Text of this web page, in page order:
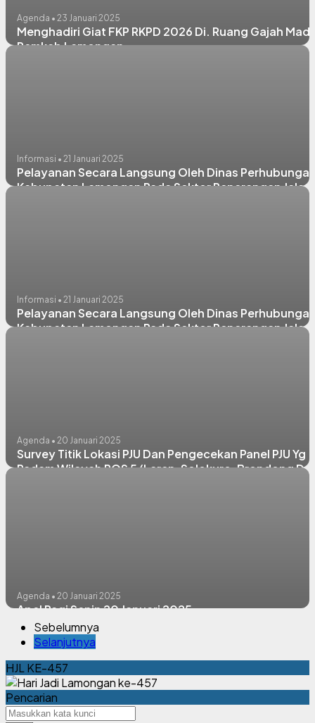
Agenda • 23 Januari 2025
Menghadiri Giat FKP RKPD 2026 Di. Ruang Gajah
Pemkab Lamongan
Informasi • 21 Januari 2025
Pelayanan Secara Langsung Oleh Dinas
Kabupaten Lamongan Pada Sektor Penerangan Jalan
Informasi • 21 Januari 2025
Pelayanan Secara Langsung Oleh Dinas
Kabupaten Lamongan Pada Sektor Penerangan Jalan
Agenda • 20 Januari 2025
Survey Titik Lokasi PJU Dan Pengecekan Panel PJU Yg
Padam Wilayah POS 5 (Laren, Solokuro, Brondong
Agenda • 20 Januari 2025
Apel Pagi Senin 20 Januari 2025
Sebelumnya
Selanjutnya
HJL KE-457
Pencarian